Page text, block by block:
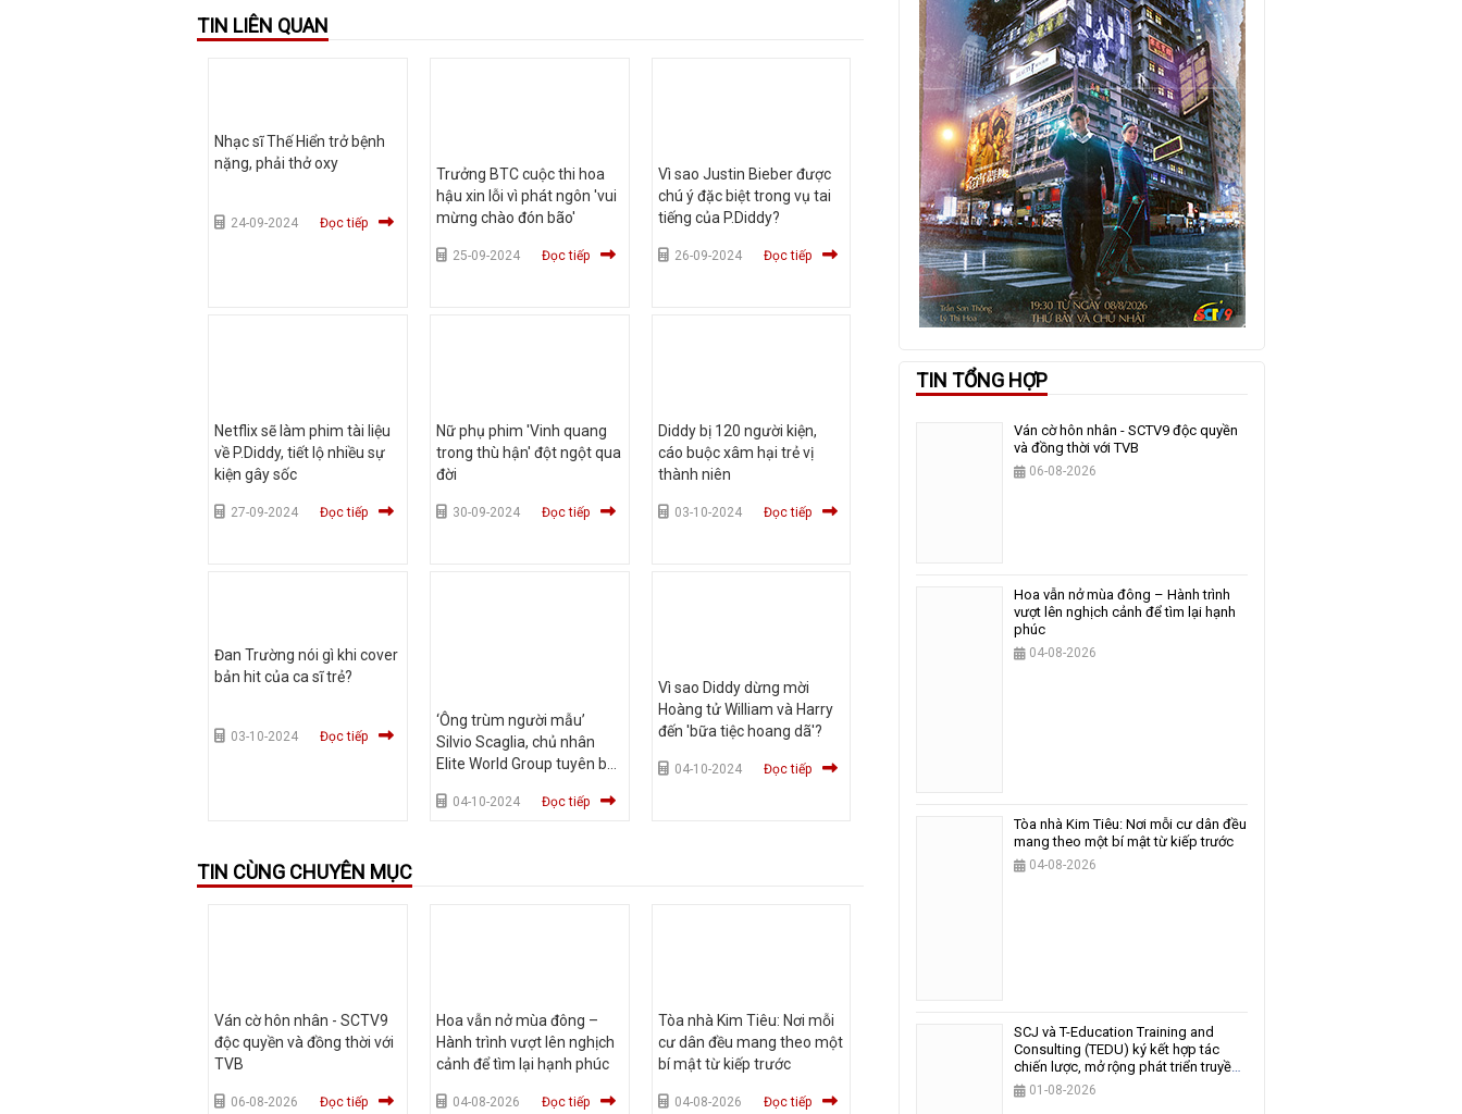
TIN LIÊN QUAN
Nhạc sĩ Thế Hiển trở bệnh
nặng, phải thở oxy
24-09-2024 Đọc tiếp
Trưởng BTC cuộc thi hoa
hậu xin lỗi vì phát ngôn 'vui
mừng chào đón bão'
25-09-2024 Đọc tiếp
Vì sao Justin Bieber được
chú ý đặc biệt trong vụ tai
tiếng của P.Diddy?
26-09-2024 Đọc tiếp
Netflix sẽ làm phim tài liệu
về P.Diddy, tiết lộ nhiều sự
kiện gây sốc
27-09-2024 Đọc tiếp
Nữ phụ phim 'Vinh quang
trong thù hận' đột ngột qua
đời
30-09-2024 Đọc tiếp
Diddy bị 120 người kiện,
cáo buộc xâm hại trẻ vị
thành niên
03-10-2024 Đọc tiếp
Đan Trường nói gì khi cover
bản hit của ca sĩ trẻ?
03-10-2024 Đọc tiếp
‘Ông trùm người mẫu’
Silvio Scaglia, chủ nhân
Elite World Group tuyên bố
04-10-2024 Đọc tiếp
Vì sao Diddy dừng mời
Hoàng tử William và Harry
đến 'bữa tiệc hoang dã'?
04-10-2024 Đọc tiếp
TIN CÙNG CHUYÊN MỤC
Ván cờ hôn nhân - SCTV9
độc quyền và đồng thời với
TVB
06-08-2026 Đọc tiếp
Hoa vẫn nở mùa đông –
Hành trình vượt lên nghịch
cảnh để tìm lại hạnh phúc
04-08-2026 Đọc tiếp
Tòa nhà Kim Tiêu: Nơi mỗi
cư dân đều mang theo một
bí mật từ kiếp trước
04-08-2026 Đọc tiếp
TIN TỔNG HỢP
Ván cờ hôn nhân - SCTV9 độc quyền
và đồng thời với TVB
06-08-2026
Hoa vẫn nở mùa đông – Hành trình
vượt lên nghịch cảnh để tìm lại hạnh
phúc
04-08-2026
Tòa nhà Kim Tiêu: Nơi mỗi cư dân đều
mang theo một bí mật từ kiếp trước
04-08-2026
SCJ và T-Education Training and
Consulting (TEDU) ký kết hợp tác
chiến lược, mở rộng phát triển truyền
thông và giáo dục
01-08-2026